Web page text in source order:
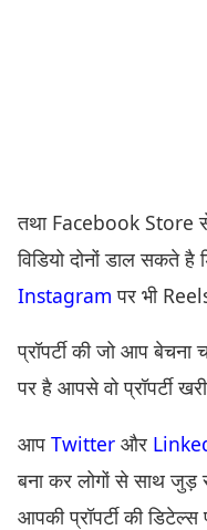
तथा Facebook Store
विडियो दोनों डाल सकते
Instagram पर भी
प्रॉपर्टी की जो आप बेचना
पर है आपसे वो प्रॉपर्टी
आप Twitter और
बना कर लोगों से साथ जुड़
आपकी प्रॉपर्टी की